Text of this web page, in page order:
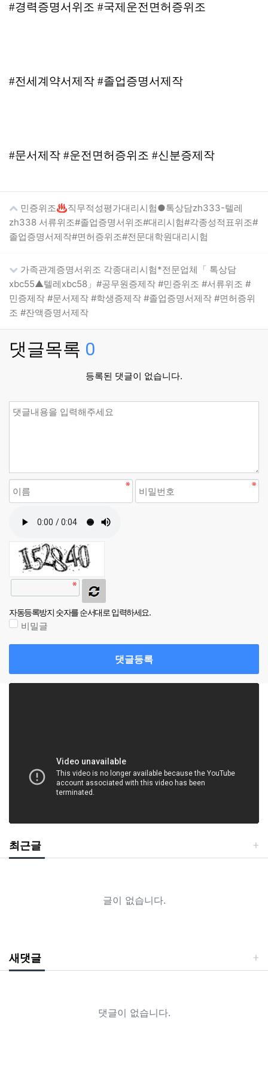
#경력증명서위조 #국제운전면허증위조
#전세계약서제작 #졸업증명서제작
#문서제작 #운전면허증위조 #신분증제작
민증위조♨직무적성평가대리시험●톡상담zh333-텔레
zh338 서류위조#졸업증명서위조#대리시험#각종성적표위조#
졸업증명서제작#면허증위조#전문대학원대리시험
가족관계증명서위조 각종대리시험*전문업체「 톡상담
xbc55▲텔레xbc58」#공무원증제작 #민증위조 #서류위조 #
민증제작 #문서제작 #학생증제작 #졸업증명서제작 #면허증위
조 #잔액증명서제작
댓글목록 0
등록된 댓글이 없습니다.
자동등록방지 숫자를 순서대로 입력하세요.
비밀글
댓글등록
최근글
글이 없습니다.
새댓글
댓글이 없습니다.